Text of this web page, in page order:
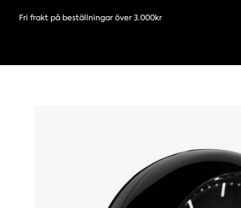
Fri frakt på beställningar över 3.000kr